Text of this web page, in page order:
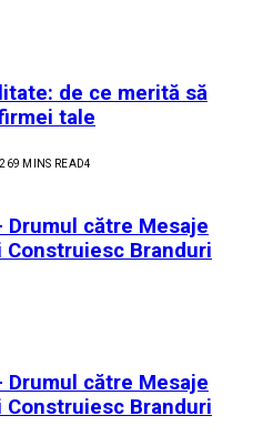
de ce merită să
tale
9 MINS READ4
Drumul către Mesaje
Construiesc Branduri
Drumul către Mesaje
Construiesc Branduri